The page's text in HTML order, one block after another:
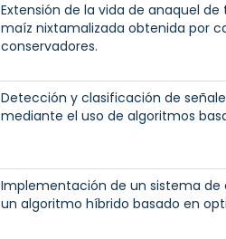
Extensión de la vida de anaquel
maíz nixtamalizada obtenida por
conservadores.
Detección y clasificación de
mediante el uso de algoritmos
Implementación de un sistema de
un algoritmo híbrido basado en